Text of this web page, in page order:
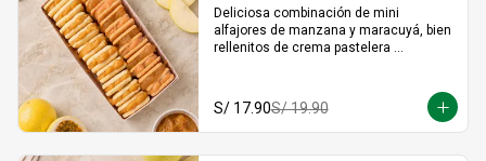
Deliciosa combinación de mini
alfajores de manzana y maracuyá, bien
rellenitos de crema pastelera
S/ 17.90S/ 19.90